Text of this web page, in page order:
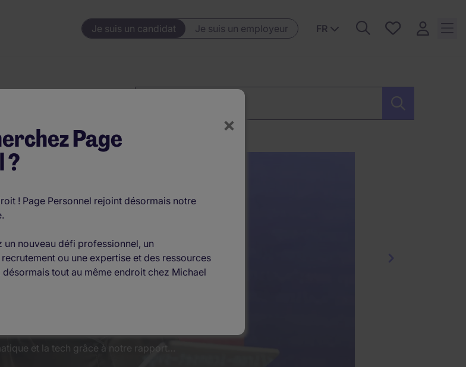
Je suis un candidat Je suis un employeur FR
Favoris, 0
×
Page
?
! Page Personnel rejoint désormais notre
un nouveau défi professionnel, un
ou une expertise et des ressources
tout au même endroit chez Michael
experts de la t…
et la tech grâce à notre rapport…